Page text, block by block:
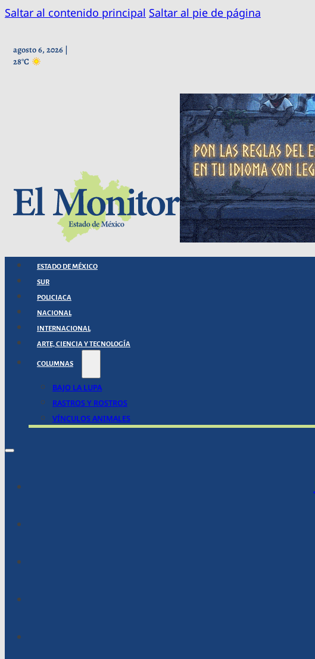
Saltar al contenido principal Saltar al pie de página
agosto 6, 2026 |
28°C
ESTADO DE MÉXICO
SUR
POLICIACA
NACIONAL
INTERNACIONAL
ARTE, CIENCIA Y TECNOLOGÍA
COLUMNAS
BAJO LA LUPA
RASTROS Y ROSTROS
VÍNCULOS ANIMALES